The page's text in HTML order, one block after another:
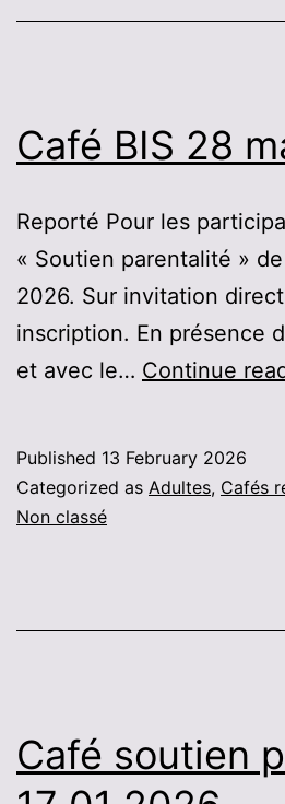
Café BIS 28
Reporté Pour les
« Soutien parentalité »
2026. Sur invitation
inscription. En présence
et avec le… Continue
Published 13 February 2026
Categorized as Adultes, Cafés
Non classé
Café soutien